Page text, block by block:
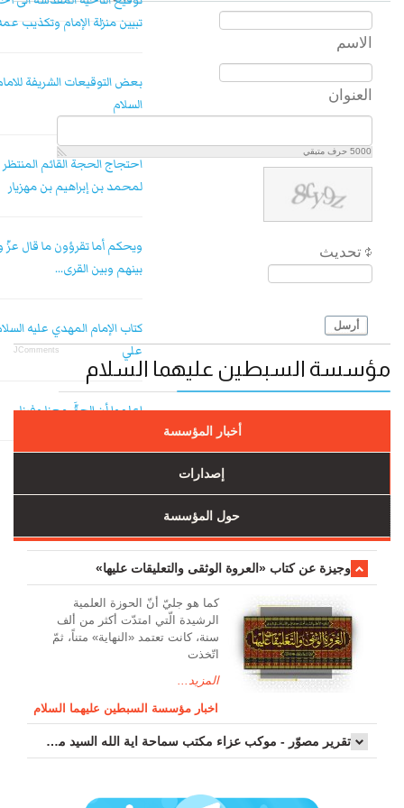
تبيين منزلة الإمام وتكذيب
بعض التوقيعات الشريفة
السلام
احتجاج الحجة القائم
لمحمد بن إبراهيم بن مهزيار
ويحكم أما تقرؤون ما قال
بينهم وبين القرى...
كتاب الإمام المهدي عليه
علي
إعلموا أن الحقَّ معنا وفينا
الاسم
العنوان
5000 حرف متبقي
تحديث
أرسل
JComments
مؤسسة السبطين عليهما السلام
أخبار المؤسسة
إصدارات
حول المؤسسة
وجیزة عن کتاب «العروة الوثقی والتعلیقات علیها»
کما هو جليّ أنّ الحوزة العلمیة
الرشیدة الّتي امتدّت أكثر من ألف
سنة، كانت تعتمد «النهاية» متناً، ثمّ
اتّخذت
المزيد...
اخبار مؤسسة السبطين عليهما السلام
تقرير مصوّر - موكب عزاء مکتب سماحة اية الله السيد مرتضى الموسوي الاصفهاني في يوم إستشهاد السيدة فاطم...